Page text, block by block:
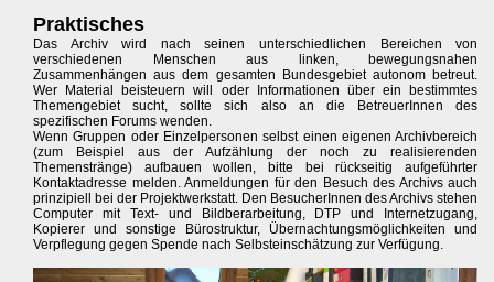
Praktisches
Das Archiv wird nach seinen unterschiedlichen Bereichen von
verschiedenen Menschen aus linken, bewegungsnahen
Zusammenhängen aus dem gesamten Bundesgebiet autonom betreut.
Wer Material beisteuern will oder Informationen über ein bestimmtes
Themengebiet sucht, sollte sich also an die BetreuerInnen des
spezifischen Forums wenden.
Wenn Gruppen oder Einzelpersonen selbst einen eigenen Archivbereich
(zum Beispiel aus der Aufzählung der noch zu realisierenden
Themenstränge) aufbauen wollen, bitte bei rückseitig aufgeführter
Kontaktadresse melden. Anmeldungen für den Besuch des Archivs auch
prinzipiell bei der Projektwerkstatt. Den BesucherInnen des Archivs stehen
Computer mit Text- und Bildberarbeitung, DTP und Internetzugang,
Kopierer und sonstige Bürostruktur, Übernachtungsmöglichkeiten und
Verpflegung gegen Spende nach Selbsteinschätzung zur Verfügung.